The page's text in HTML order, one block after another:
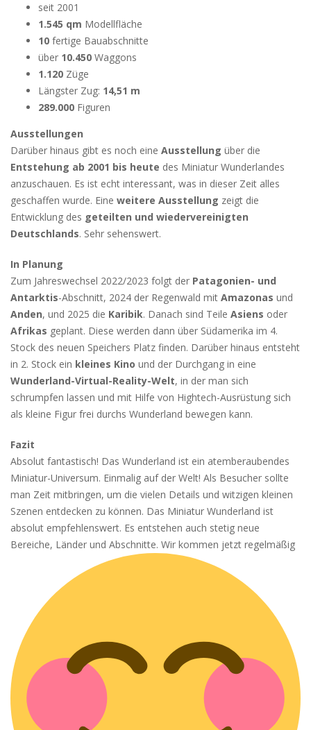
seit 2001
1.545 qm Modellfläche
10 fertige Bauabschnitte
über 10.450 Waggons
1.120 Züge
Längster Zug: 14,51 m
289.000 Figuren
Ausstellungen
Darüber hinaus gibt es noch eine Ausstellung über die
Entstehung ab 2001 bis heute des Miniatur Wunderlandes
anzuschauen. Es ist echt interessant, was in dieser Zeit alles
geschaffen wurde. Eine weitere Ausstellung zeigt die
Entwicklung des geteilten und wiedervereinigten
Deutschlands. Sehr sehenswert.
In Planung
Zum Jahreswechsel 2022/2023 folgt der Patagonien- und
Antarktis-Abschnitt, 2024 der Regenwald mit Amazonas und
Anden, und 2025 die Karibik. Danach sind Teile Asiens oder
Afrikas geplant. Diese werden dann über Südamerika im 4.
Stock des neuen Speichers Platz finden. Darüber hinaus entsteht
in 2. Stock ein kleines Kino und der Durchgang in eine
Wunderland-Virtual-Reality-Welt, in der man sich
schrumpfen lassen und mit Hilfe von Hightech-Ausrüstung sich
als kleine Figur frei durchs Wunderland bewegen kann.
Fazit
Absolut fantastisch! Das Wunderland ist ein atemberaubendes
Miniatur-Universum. Einmalig auf der Welt! Als Besucher sollte
man Zeit mitbringen, um die vielen Details und witzigen kleinen
Szenen entdecken zu können. Das Miniatur Wunderland ist
absolut empfehlenswert. Es entstehen auch stetig neue
Bereiche, Länder und Abschnitte. Wir kommen jetzt regelmäßig